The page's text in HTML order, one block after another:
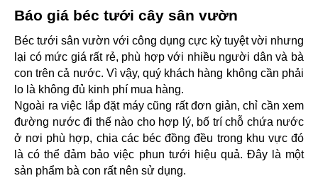
Báo giá béc tưới cây sân vườn
Béc tưới sân vườn với công dụng cực kỳ tuyệt vời nhưng
lại có mức giá rất rẻ, phù hợp với nhiều người dân và bà
con trên cả nước. Vì vậy, quý khách hàng không cần phải
lo là không đủ kinh phí mua hàng.
Ngoài ra việc lắp đặt máy cũng rất đơn giản, chỉ cần xem
đường nước đi thế nào cho hợp lý, bố trí chỗ chứa nước
ở nơi phù hợp, chia các béc đồng đều trong khu vực đó
là có thể đảm bảo việc phun tưới hiệu quả. Đây là một
sản phẩm bà con rất nên sử dụng.